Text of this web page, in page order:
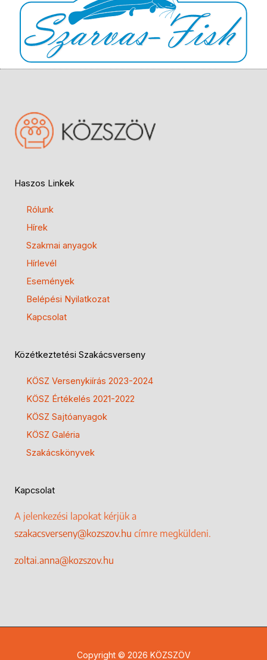
Haszos Linkek
Rólunk
Hírek
Szakmai anyagok
Hírlevél
Események
Belépési Nyilatkozat
Kapcsolat
Közétkeztetési Szakácsverseny
KÖSZ Versenykiírás 2023-2024
KÖSZ Értékelés 2021-2022
KÖSZ Sajtóanyagok
KÖSZ Galéria
Szakácskönyvek
Kapcsolat
A jelenkezési lapokat kérjük a
szakacsverseny@kozszov.hu címre megküldeni.
zoltai.anna@kozszov.hu
Copyright © 2026 KÖZSZÖV